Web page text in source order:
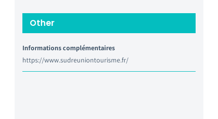
Other
Informations complémentaires
https://www.sudreuniontourisme.fr/